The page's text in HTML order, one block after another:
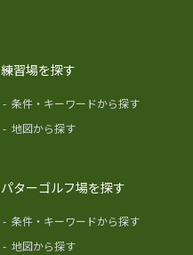
練習場を探す
- 条件・キーワードから探す
- 地図から探す
パターゴルフ場を探す
- 条件・キーワードから探す
- 地図から探す